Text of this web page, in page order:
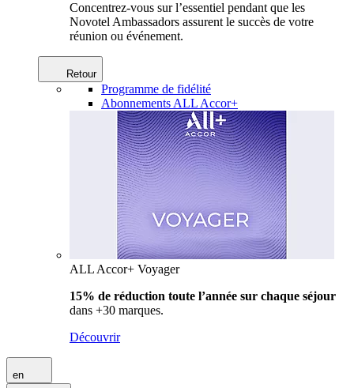
Concentrez-vous sur l’essentiel pendant que les
Novotel Ambassadors assurent le succès de votre
réunion ou événement.
Retour
Programme de fidélité
Abonnements ALL Accor+
ALL Accor+ Voyager
15% de réduction toute l’année sur chaque séjour
dans +30 marques.
Découvrir
en